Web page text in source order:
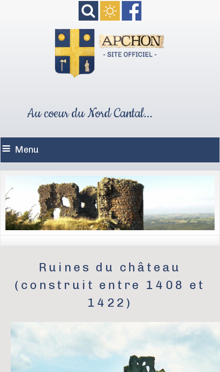
Au coeur du Nord Cantal...
Menu
Ruines du château
(construit entre 1408 et
1422)